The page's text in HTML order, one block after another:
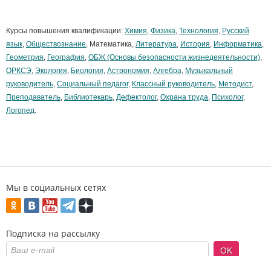
Курсы повышения квалификации: Химия, Физика, Технология, Русский
язык, Обществознание, Математика, Литература, История, Информатика,
Геометрия, География, ОБЖ (Основы безопасности жизнедеятельности),
ОРКСЭ, Экология, Биология, Астрономия, Алгебра, Музыкальный
руководитель, Социальный педагог, Классный руководитель, Методист,
Преподаватель, Библиотекарь, Дефектолог, Охрана труда, Психолог,
Логопед.
Мы в социальных сетях
Подписка на рассылку
OK